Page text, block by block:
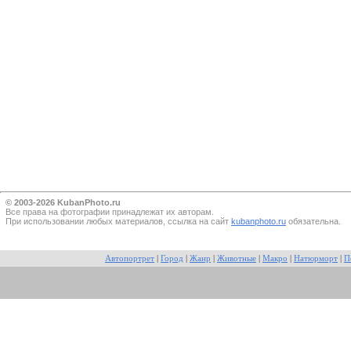
© 2003-2026 KubanPhoto.ru
Все прaва на фотографии принадлежат их авторам.
При использовании любых материалов, ссылка на сайт kubanphoto.ru обязательна.
Автопортрет Город Жанр Животные Макро Натюрморт